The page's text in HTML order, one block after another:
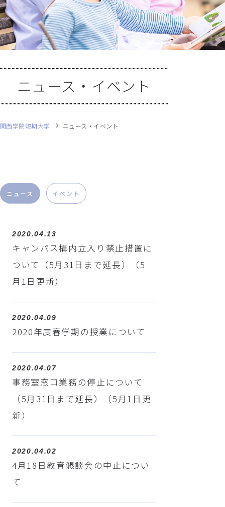
ニュース・イベント
関西学院短期大学 ニュース・イベント
ニュース イベント
2020.04.13
キャンパス構内立入り禁止措置に
ついて（5月31日まで延長）（5
月1日更新）
2020.04.09
2020年度春学期の授業について
2020.04.07
事務室窓口業務の停止について
（5月31日まで延長）（5月1日更
新）
2020.04.02
4月18日教育懇談会の中止につい
て